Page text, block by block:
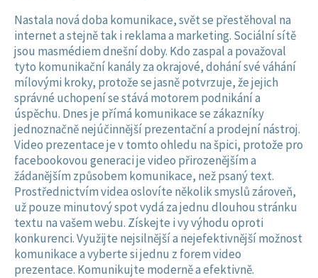
Nastala nová doba komunikace, svět se přestěhoval na
internet a stejně tak i reklama a marketing. Sociální sítě
jsou masmédiem dnešní doby. Kdo zaspal a považoval
tyto komunikační kanály za okrajové, dohání své váhání
mílovými kroky, protože se jasně potvrzuje, že jejich
správné uchopení se stává motorem podnikání a
úspěchu. Dnes je přímá komunikace se zákazníky
jednoznačně nejúčinnější prezentační a prodejní nástroj.
Video prezentace je v tomto ohledu na špici, protože pro
facebookovou generaci je video přirozenějším a
žádanějším způsobem komunikace, než psaný text.
Prostřednictvím videa oslovíte několik smyslů zároveň,
už pouze minutový spot vydá za jednu dlouhou stránku
textu na vašem webu. Získejte i vy výhodu oproti
konkurenci. Využijte nejsilnější a nejefektivnější možnost
komunikace a vyberte si jednu z forem video
prezentace. Komunikujte moderně a efektivně.